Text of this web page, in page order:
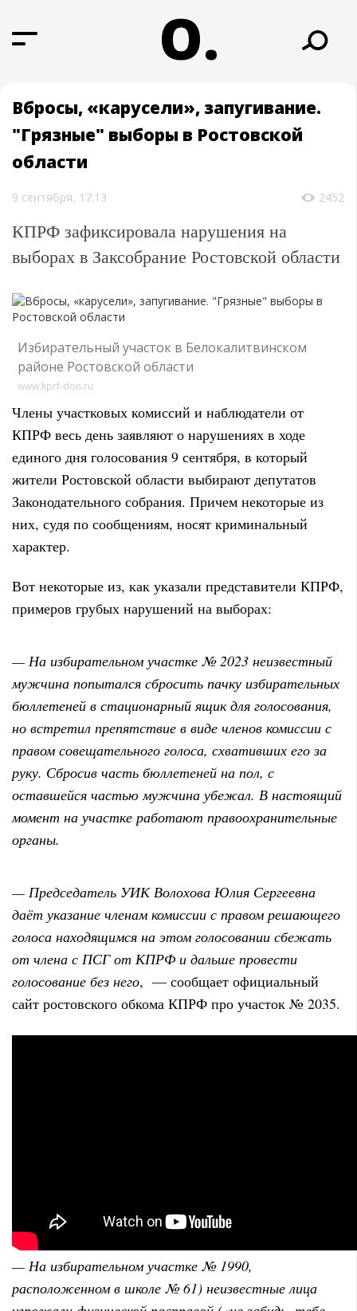
О.
Вбросы, «карусели», запугивание.
"Грязные" выборы в Ростовской
области
9 сентября, 17:13 2452
КПРФ зафиксировала нарушения на
выборах в Заксобрание Ростовской области
Избирательный участок в Белокалитвинском
районе Ростовской области
www.kprf-don.ru
Члены участковых комиссий и наблюдатели от
КПРФ весь день заявляют о нарушениях в ходе
единого дня голосования 9 сентября, в который
жители Ростовской области выбирают депутатов
Законодательного собрания. Причем некоторые из
них, судя по сообщениям, носят криминальный
характер.
Вот некоторые из, как указали представители КПРФ,
примеров грубых нарушений на выборах:
— На избирательном участке № 2023 неизвестный
мужчина попытался сбросить пачку избирательных
бюллетеней в стационарный ящик для голосования,
но встретил препятствие в виде членов комиссии с
правом совещательного голоса, схвативших его за
руку. Сбросив часть бюллетеней на пол, с
оставшейся частью мужчина убежал. В настоящий
момент на участке работают правоохранительные
органы.
— Председатель УИК Волохова Юлия Сергеевна
даёт указание членам комиссии с правом решающего
голоса находящимся на этом голосовании сбежать
от члена с ПСГ от КПРФ и дальше провести
голосование без него, — сообщает официальный
сайт ростовского обкома КПРФ про участок № 2035.
— На избирательном участке № 1990,
расположенном в школе № 61) неизвестные лица